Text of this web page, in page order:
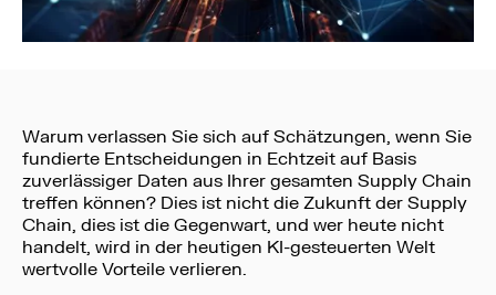
Warum verlassen Sie sich auf Schätzungen, wenn Sie
fundierte Entscheidungen in Echtzeit auf Basis
zuverlässiger Daten aus Ihrer gesamten Supply Chain
treffen können? Dies ist nicht die Zukunft der Supply
Chain, dies ist die Gegenwart, und wer heute nicht
handelt, wird in der heutigen KI-gesteuerten Welt
wertvolle Vorteile verlieren.